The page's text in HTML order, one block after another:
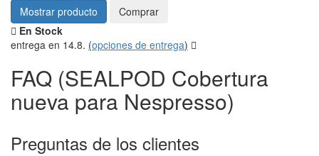
Mostrar producto
Comprar
En Stock
entrega en 14.8. (opciones de entrega)
FAQ (SEALPOD Cobertura
nueva para Nespresso)
Preguntas de los clientes